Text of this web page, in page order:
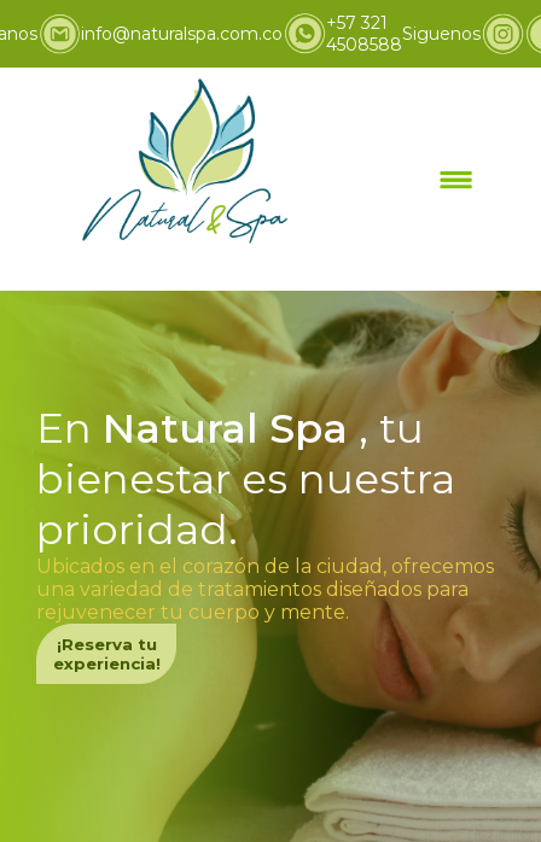
info@naturalspa.com.co
+57 321
4508588Siguenos
En Natural Spa, tu
bienestar es nuestra
prioridad.
Ubicados en el corazón de la ciudad, ofrecemos
una variedad de tratamientos diseñados para
rejuvenecer tu cuerpo y mente.
¡Reserva tu
experiencia!